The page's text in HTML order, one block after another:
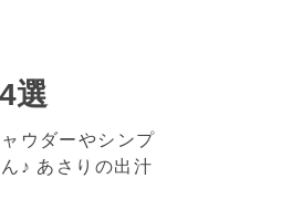
選
ウダーやシンプ
♪ あさりの出汁